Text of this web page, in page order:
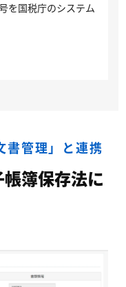
を国税庁のシステム
書管理」と連携
簿保存法に